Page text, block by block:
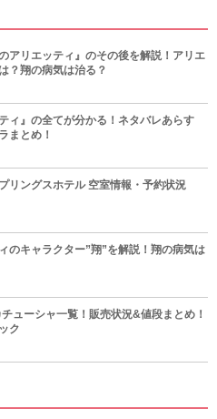
アリエッティ』のその後を解説！アリエ
？翔の病気は治る？
ィ』の全てが分かる！ネタバレあらす
まとめ！
リングスホテル 空室情報・予約状況
のキャラクター”翔”を解説！翔の病気は
ューシャ一覧！販売状況&値段まとめ！
ク